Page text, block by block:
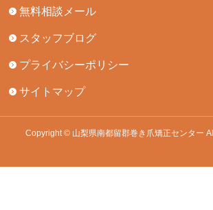
無料相談メール
スタッフブログ
プライバシーポリシー
サイトマップ
Copyright © 山梨県南都留郡巻き爪矯正センター